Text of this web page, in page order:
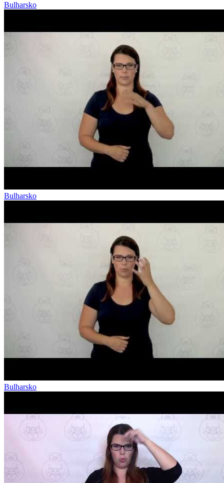
Bulharsko
Bulharsko
Bulharsko